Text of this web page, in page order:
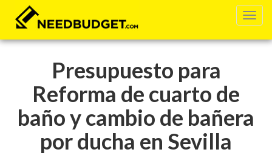
Presupuesto para
Reforma de cuarto de
baño y cambio de bañera
por ducha en Sevilla